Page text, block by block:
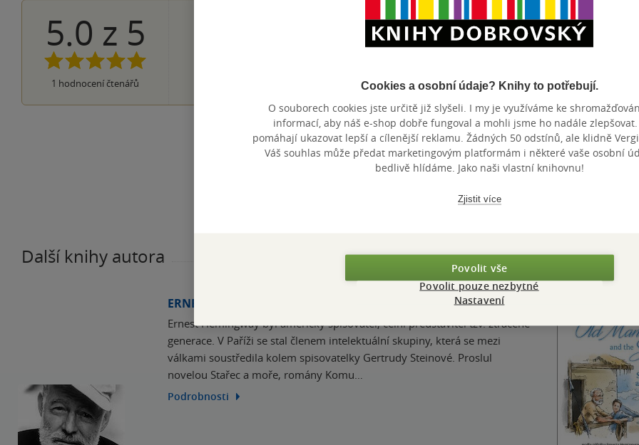
5.0 z 5
1 hodnocení čtenářů
PŘIDEJTE SVÉ HODNOCENÍ KNIHY
Přidat hodnocení
Další knihy autora
ERNEST HEMINGWAY
Ernest Hemingway byl americký spisovatel, čelní představitel tzv. ztracené
generace. V Paříži se stal členem intelektuální skupiny, která se mezi
válkami soustředila kolem spisovatelky Gertrudy Steinové. Proslul
novelou Stařec a moře, romány Komu…
Podrobnosti
Cookies a osobní údaje? Knihy to potřebují.
O souborech cookies jste určitě již slyšeli. I my je využíváme ke
informací, aby náš e-shop dobře fungoval a mohli jsme ho nadále zlepšovat.
pomáhají ukazovat lepší a cílenější reklamu. Žádných 50 odstínů, ale klidně
Váš souhlas může předat marketingovým platformám i některé vaše osobní
bedlivě hlídáme. Jako naši vlastní knihovnu!
Zjistit více
Povolit vše
Povolit pouze nezbytné
Nastavení